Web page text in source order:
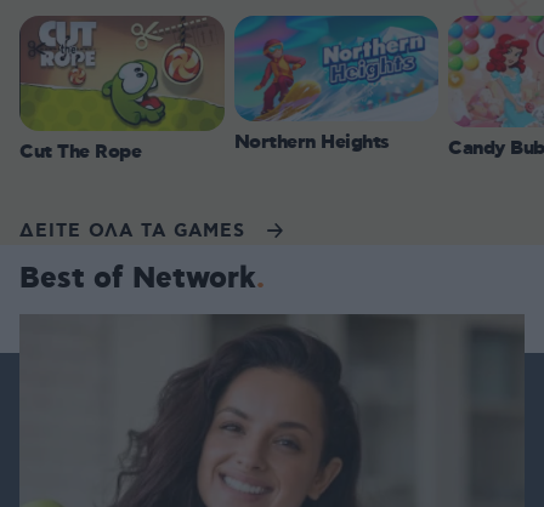
Cut The Rope Northern Heights Candy
ΔΕΙΤΕ ΟΛΑ ΤΑ GAMES
Best of Network